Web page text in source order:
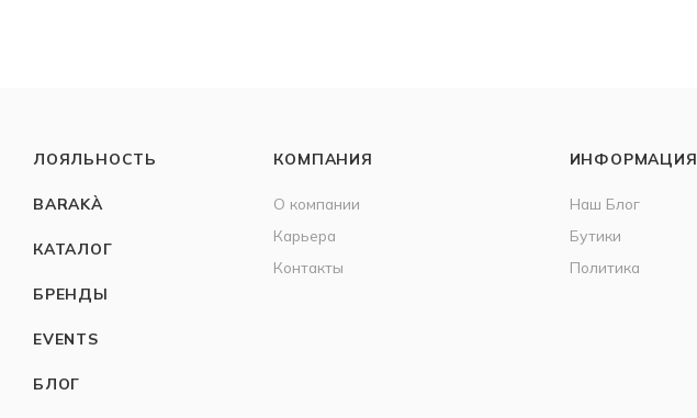
ЛОЯЛЬНОСТЬ
BARAKÀ
КАТАЛОГ
БРЕНДЫ
EVENTS
БЛОГ
КОМПАНИЯ
О компании
Карьера
Контакты
ИНФОРМАЦИЯ
Наш Блог
Бутики
Политика